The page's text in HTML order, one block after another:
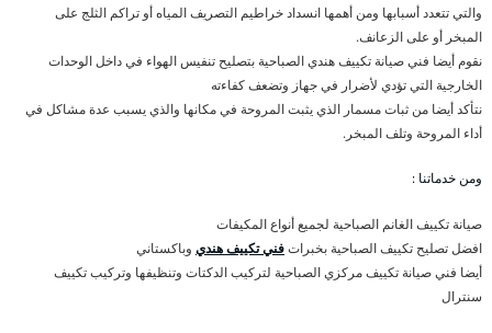
والتي تتعدد أسبابها ومن أهمها انسداد خراطيم التصريف المياه أو تراكم الثلج على
المبخر أو على الزعانف.
نقوم أيضا فني صيانة تكييف هندي الصباحية بتصليح تنفيس الهواء في داخل الوحدات
الخارجية التي تؤدي لأضرار في جهاز وتضعف كفاءته
نتأكد أيضا من ثبات مسمار الذي يثبت المروحة في مكانها والذي يسبب عدة مشاكل في
أداء المروحة وتلف المبخر.
ومن خدماتنا :
صيانة تكييف الغانم الصباحية لجميع أنواع المكيفات
افضل تصليح تكييف الصباحية بخبراتفني تكييف هندي وباكستاني
أيضا فني صيانة تكييف مركزي الصباحية لتركيب الدكتات وتنظيفها وتركيب تكييف
سنترال